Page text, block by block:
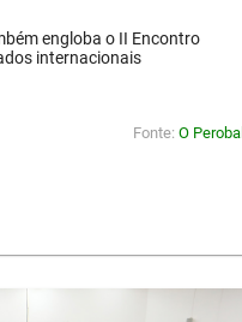
engloba o II Encontro
internacionais
Fonte: O Perobal